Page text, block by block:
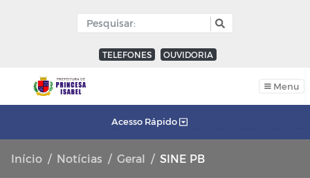
TELEFONES OUVIDORIA
Menu
Acesso Rápido
Início Notícias Geral SINE PB